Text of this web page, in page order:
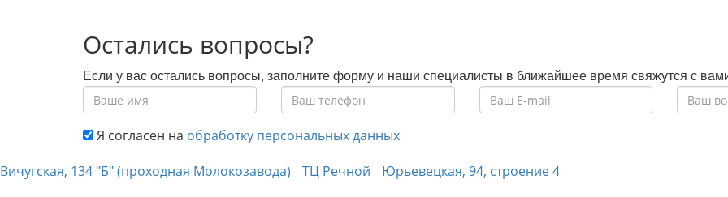
Остались вопросы?
Если у вас остались вопросы, заполните форму и наши специалисты в ближайшее время свяжутся с
Я согласен на обработку персональных данных
Вичугская, 134 "Б" (проходная Молокозавода)
ТЦ Речной
Юрьевецкая, 94, строение 4